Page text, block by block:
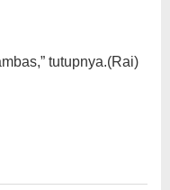
tutupnya.(Rai)